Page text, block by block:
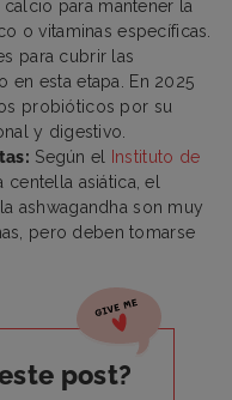
para mantener la
o vitaminas específicas.
para cubrir las
en esta etapa. En 2025
probióticos por su
y digestivo.
Según el Instituto de
centella asiática, el
ashwagandha son muy
pero deben tomarse
post?